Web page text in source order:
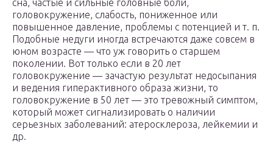
сна, частые и сильные головные боли,
головокружение, слабость, пониженное или
повышенное давление, проблемы с потенцией и т. п.
Подобные недуги иногда встречаются даже совсем в
юном возрасте — что уж говорить о старшем
поколении. Вот только если в 20 лет
головокружение — зачастую результат недосыпания
и ведения гиперактивного образа жизни, то
головокружение в 50 лет — это тревожный симптом,
который может сигнализировать о наличии
серьезных заболеваний: атеросклероза, лейкемии и
др.